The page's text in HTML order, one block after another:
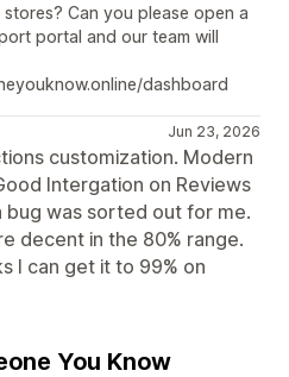
Can you please open a
portal and our team will
dashboard
Jun 23, 2026
customization. Modern
Intergation on Reviews
bug was sorted out for me.
decent in the 80% range.
I can get it to 99% on
You Know